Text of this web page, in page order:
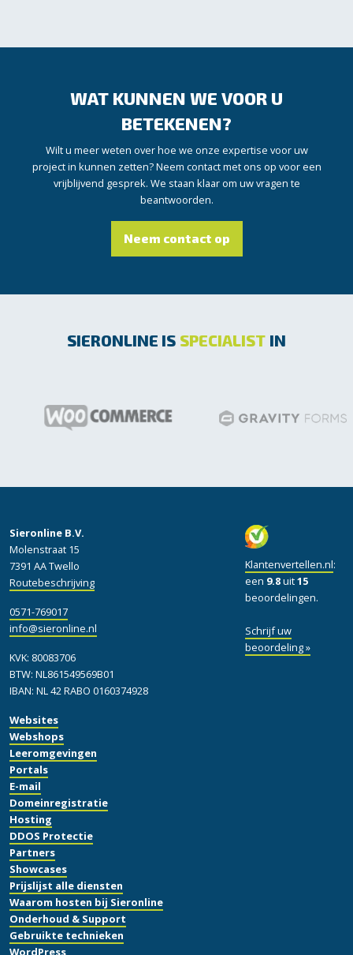
WAT KUNNEN WE VOOR U
BETEKENEN?
Wilt u meer weten over hoe we onze expertise voor uw
project in kunnen zetten? Neem contact met ons op voor een
vrijblijvend gesprek. We staan klaar om uw vragen te
beantwoorden.
Neem contact op
SIERONLINE IS SPECIALIST IN
Websites
Webshops
Leeromgevingen
Portals
E-mail
Domeinregistratie
Hosting
DDOS Protectie
Partners
Showcases
Prijslijst alle diensten
Waarom hosten bij Sieronline
Onderhoud & Support
Gebruikte technieken
WordPress
Klantenvertellen.nl:
een 9.8uit15
beoordelingen.
Schrijf uw
beoordeling »
Sieronline B.V.
Molenstraat 15
7391 AA Twello
Routebeschrijving
0571-769017
info@sieronline.nl
KVK: 80083706
BTW: NL861549569B01
IBAN: NL 42 RABO 0160374928